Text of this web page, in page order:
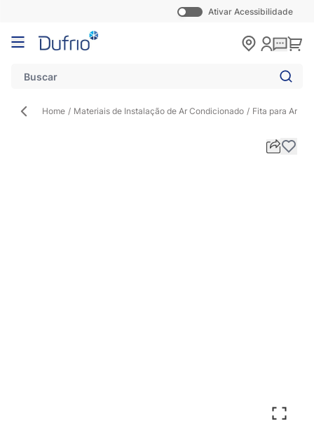
Ativar Acessibilidade
Pular para o conteúdo
Home / Materiais de Instalação de Ar Condicionado / Fita para Ar